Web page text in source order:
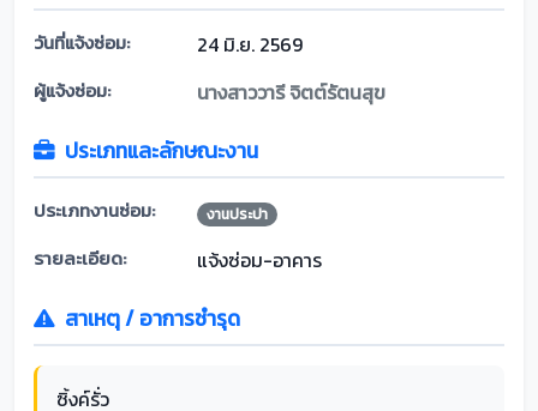
วันที่แจ้งซ่อม: 24 มิ.ย. 2569
ผู้แจ้งซ่อม: นางสาววารี จิตต์รัตนสุข
ประเภทและลักษณะงาน
ประเภทงานซ่อม: งานประปา
รายละเอียด: แจ้งซ่อม-อาคาร
สาเหตุ / อาการชำรุด
ซิ้งค์รั่ว